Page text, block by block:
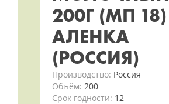
200Г (МП 18)
АЛЕНКА
(РОССИЯ)
Производство: Россия
Объём: 200
Срок годности: 12